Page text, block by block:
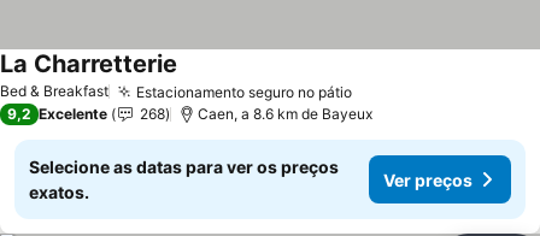
Bed & Breakfast Estacionamento seguro no pátioVer preços
La Charretterie
9,2 Excelente 268 Caen, a 8.6 km de Bayeux
Selecione as datas para ver os preços
exatos.
Ver preços